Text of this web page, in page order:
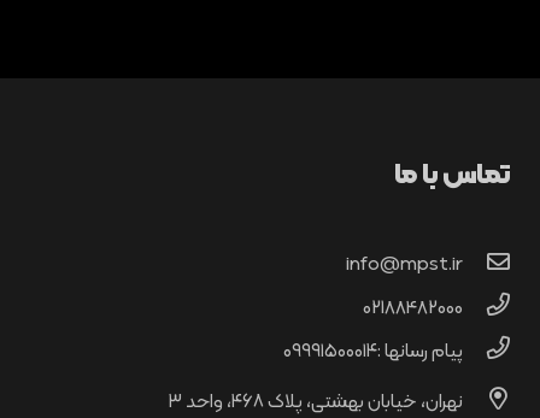
تماس با ما
info@mpst.ir
02188482000
پیام رسانها :۰۹۹۹۱۵۰۰۰۱۴
نهران، خیابان بهشتی، پلاک ۴۶۸، واحد ۳